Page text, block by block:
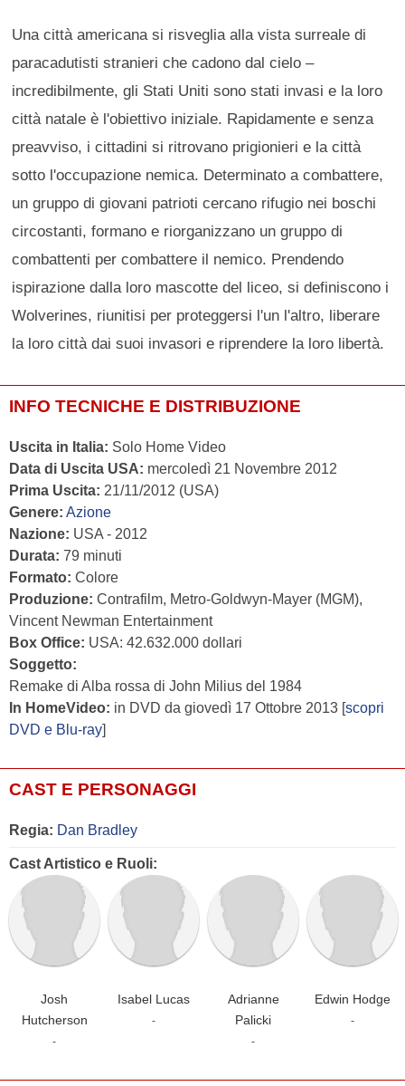
Una città americana si risveglia alla vista surreale di
paracadutisti stranieri che cadono dal cielo –
incredibilmente, gli Stati Uniti sono stati invasi e la loro
città natale è l'obiettivo iniziale. Rapidamente e senza
preavviso, i cittadini si ritrovano prigionieri e la città
sotto l'occupazione nemica. Determinato a combattere,
un gruppo di giovani patrioti cercano rifugio nei boschi
circostanti, formano e riorganizzano un gruppo di
combattenti per combattere il nemico. Prendendo
ispirazione dalla loro mascotte del liceo, si definiscono i
Wolverines, riunitisi per proteggersi l'un l'altro, liberare
la loro città dai suoi invasori e riprendere la loro libertà.
INFO TECNICHE E DISTRIBUZIONE
Uscita in Italia: Solo Home Video
Data di Uscita USA: mercoledì 21 Novembre 2012
Prima Uscita: 21/11/2012 (USA)
Genere: Azione
Nazione: USA - 2012
Durata: 79 minuti
Formato: Colore
Produzione: Contrafilm, Metro-Goldwyn-Mayer (MGM),
Vincent Newman Entertainment
Box Office: USA: 42.632.000 dollari
Soggetto:
Remake di Alba rossa di John Milius del 1984
In HomeVideo: in DVD da giovedì 17 Ottobre 2013 [scopri
DVD e Blu-ray]
CAST E PERSONAGGI
Regia: Dan Bradley
Cast Artistico e Ruoli:
Josh
Hutcherson
-
Isabel Lucas
-
Adrianne
Palicki
-
Edwin Hodge
-